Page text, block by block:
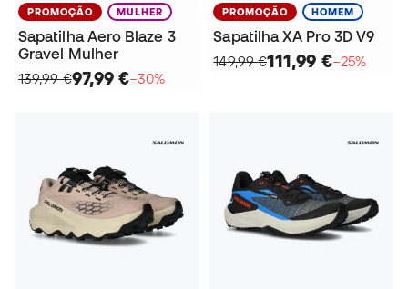
PROMOÇÃO MULHER
Sapatilha Aero Blaze 3
Gravel Mulher
139,99 €97,99 €−30%
PROMOÇÃO HOMEM
Sapatilha XA Pro 3D V9
149,99 €111,99 €−25%